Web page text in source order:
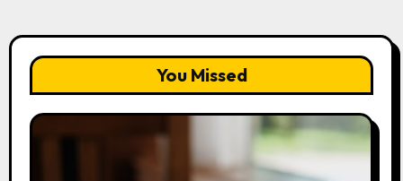
You Missed